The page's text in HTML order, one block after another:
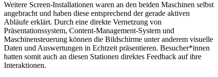
Weitere Screen-Installationen waren an den beiden Maschinen selbst
angebracht und haben diese entsprechend der gerade aktiven
Abläufe erklärt. Durch eine direkte Vernetzung von
Präsentationssystem, Content-Management-System und
Maschinensteuerung können die Bildschirme unter anderem visuelle
Daten und Auswertungen in Echtzeit präsentieren. Besucher*innen
hatten somit auch an diesen Stationen direktes Feedback auf ihre
Interaktionen.